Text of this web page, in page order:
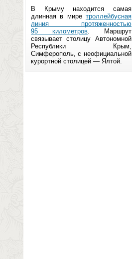
В Крыму находится самая
длинная в мире троллейбусная
линия протяженностью
95 километров. Маршрут
связывает столицу Автономной
Республики Крым,
Симферополь, с неофициальной
курортной столицей — Ялтой.